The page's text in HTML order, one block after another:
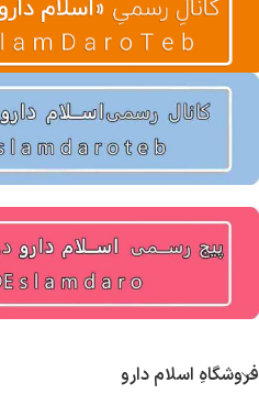
فروشگاهِ اسلام دارو